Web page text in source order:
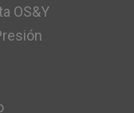
OS&Y